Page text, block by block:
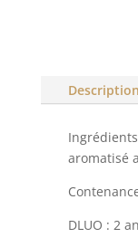
Description
aromatisé
DLUO : 2